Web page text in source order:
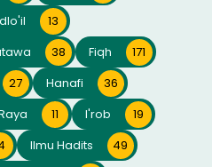
13
38 Fiqh
171
27 Hanafi
36
11 I'rob
19
Ilmu Hadits
49